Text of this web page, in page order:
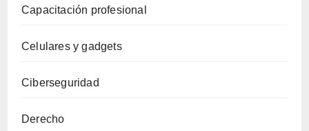
Capacitación profesional
Celulares y gadgets
Ciberseguridad
Derecho